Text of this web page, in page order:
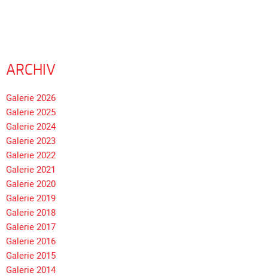
Galerie
Galerie
2007
Galerie
2006
Galerie
2005
Galerie
2004
Videos
Auszeichnung
ARCHIV
Navigation
überspringen
Galerie 2026
Galerie 2025
Galerie 2024
Galerie 2023
Galerie 2022
Galerie 2021
Galerie 2020
Galerie 2019
Galerie 2018
Galerie 2017
Galerie 2016
Galerie 2015
Galerie 2014